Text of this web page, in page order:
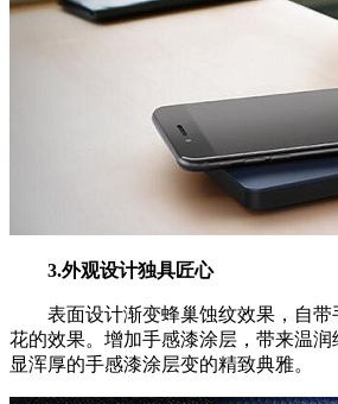
3.外观设计独具匠心
表面设计渐变蜂巢蚀纹效果，自带
花的效果。增加手感漆涂层，带来温
显浑厚的手感漆涂层变的精致典雅。